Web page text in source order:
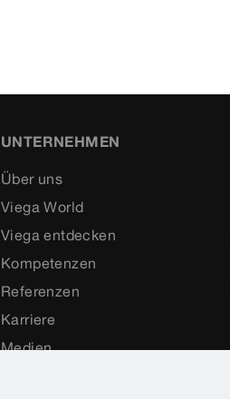
UNTERNEHMEN
Über uns
Viega World
Viega entdecken
Kompetenzen
Referenzen
Karriere
Medien